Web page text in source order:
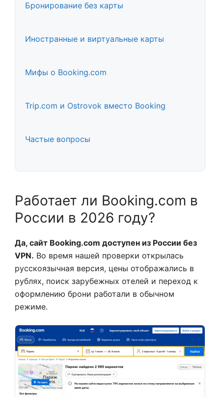
Бронирование без карты
Иностранные и виртуальные карты
Мифы о Booking.com
Trip.com и Ostrovok вместо Booking
Частые вопросы
Работает ли Booking.com в
России в 2026 году?
Да, сайт Booking.com доступен из России без
VPN. Во время нашей проверки открылась
русскоязычная версия, цены отображались в
рублях, поиск зарубежных отелей и переход к
оформлению брони работали в обычном
режиме.